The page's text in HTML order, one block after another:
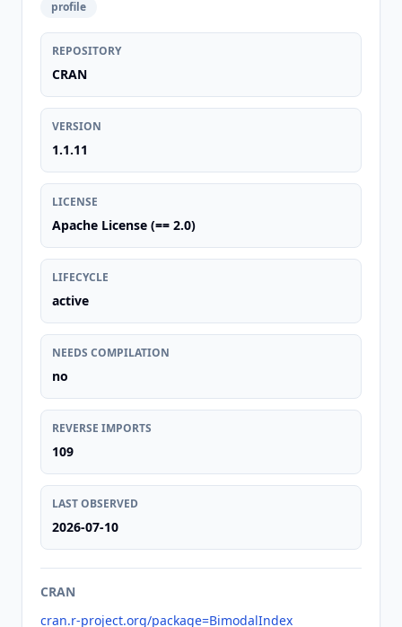
profile
REPOSITORY
CRAN
VERSION
1.1.11
LICENSE
Apache License (== 2.0)
LIFECYCLE
active
NEEDS COMPILATION
no
REVERSE IMPORTS
109
LAST OBSERVED
2026-07-10
CRAN
cran.r-project.org/package=BimodalIndex